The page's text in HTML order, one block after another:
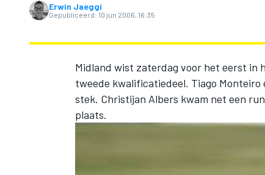
Erwin Jaeggi
Gepubliceerd: 10 jun 2006, 16:35
Midland wist zaterdag voor het eerst in
tweede kwalificatiedeel. Tiago
stek. Christijan Albers kwam net een
plaats.